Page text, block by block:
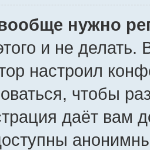
нужно
и не делать.
настроил
чтобы
даёт вам